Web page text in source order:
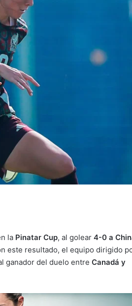
la Pinatar Cup, al golear 4-0 a
este resultado, el equipo dirigido
ganador del duelo entre Canadá y